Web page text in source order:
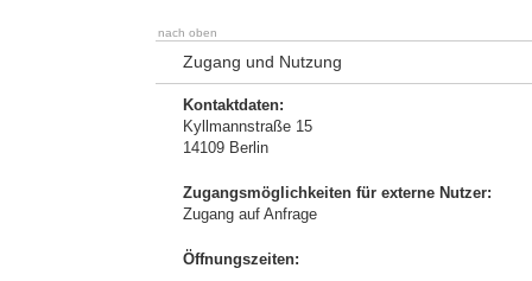
nach oben
Zugang und Nutzung
Kontaktdaten:
Kyllmannstraße 15
14109 Berlin
Zugangsmöglichkeiten für externe Nutzer:
Zugang auf Anfrage
Öffnungszeiten: